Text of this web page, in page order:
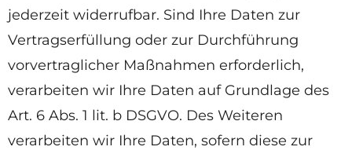
jederzeit widerrufbar. Sind Ihre Daten zur
Vertragserfüllung oder zur Durchführung
vorvertraglicher Maßnahmen erforderlich,
verarbeiten wir Ihre Daten auf Grundlage des
Art. 6 Abs. 1 lit. b DSGVO. Des Weiteren
verarbeiten wir Ihre Daten, sofern diese zur